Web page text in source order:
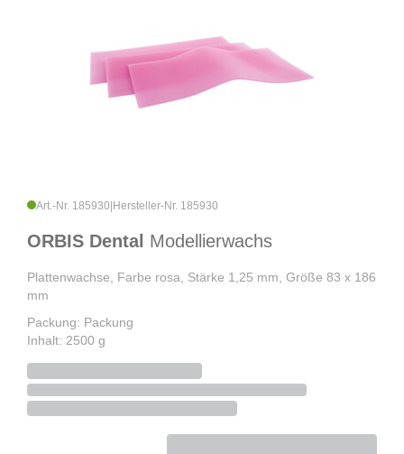
Art.-Nr. 185930 Hersteller-Nr. 185930
ORBIS Dental Modellierwachs
Plattenwachse, Farbe rosa, Stärke 1,25 mm, Größe 83 x 186
mm
Packung: Packung
Inhalt: 2500 g